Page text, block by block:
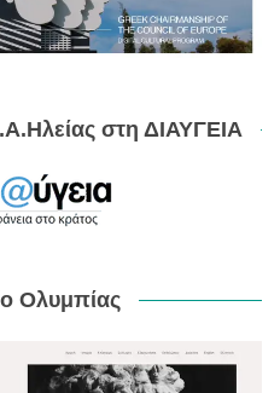
στη ΔΙΑΥΓΕΙΑ
Ολυμπίας